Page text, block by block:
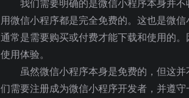
我们需要明确的是微信小程序本身并
用微信小程序都是完全免费的。这也是微
通常是需要购买或付费才能下载和使用的
使用体验。
虽然微信小程序本身是免费的，但这
们需要注册成为微信小程序开发者，并遵